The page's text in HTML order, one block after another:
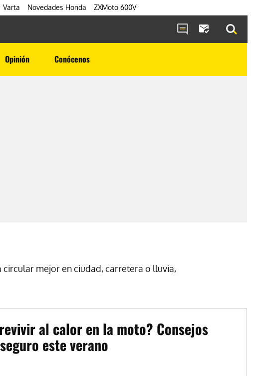
Varta Novedades Honda ZXMoto 600V
Opinión Conócenos
mejor en ciudad, carretera o lluvia,
al calor en la moto? Consejos
este verano